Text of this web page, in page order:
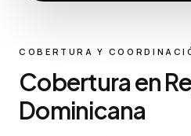
COBERTURA Y
Cobertura en
Dominicana